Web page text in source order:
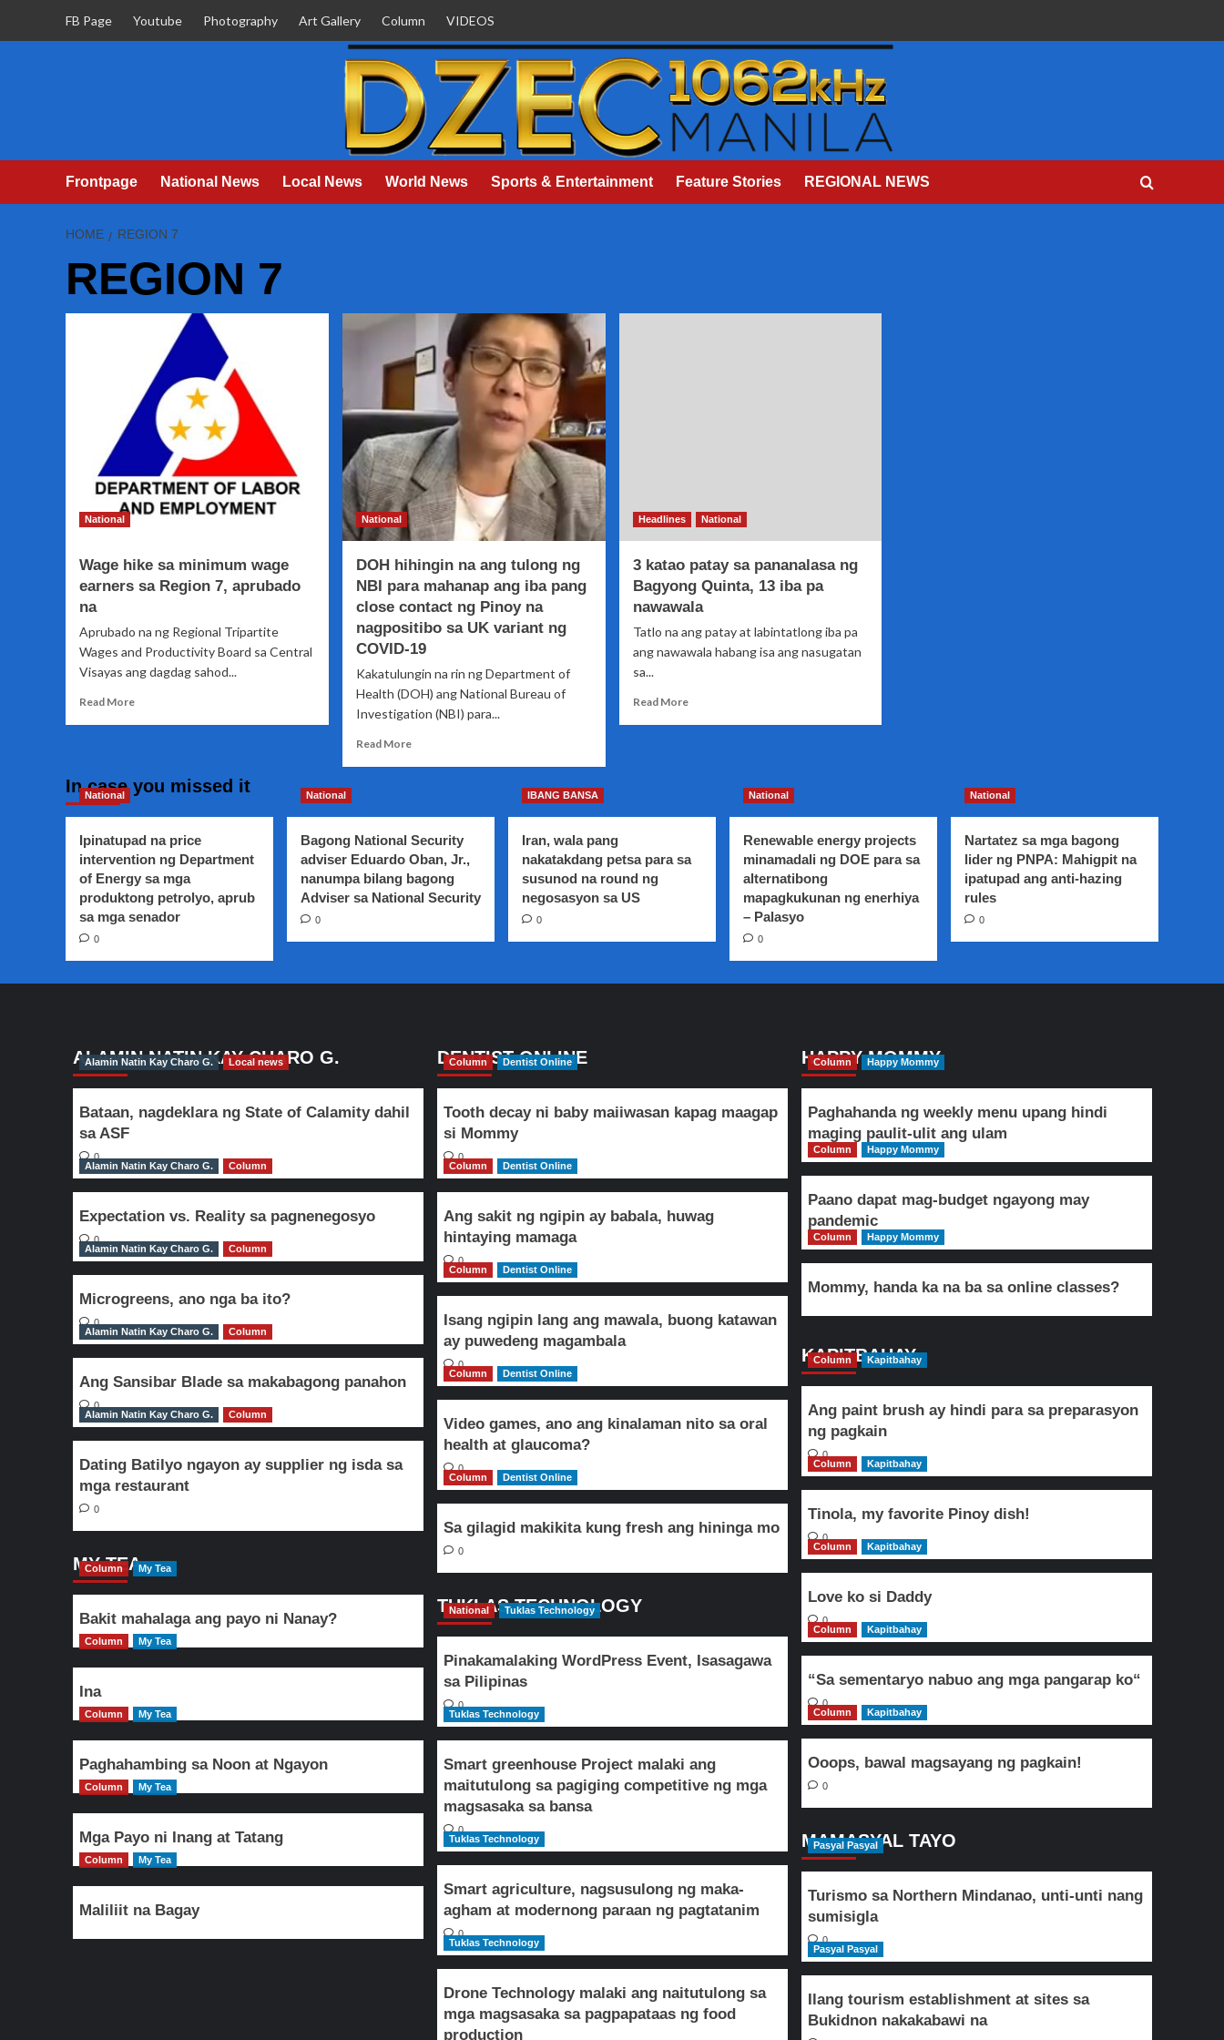
FB Page Youtube Photography Art Gallery Column VIDEOS
Frontpage National News Local News World News Sports & Entertainment Feature Stories REGIONAL NEWS
HOME REGION 7
REGION 7
National
Wage hike sa minimum wage
earners sa Region 7, aprubado
na
Aprubado na ng Regional Tripartite
Wages and Productivity Board sa Central
Visayas ang dagdag sahod...
Read MoreRead
sa
wage
earners
sa
7,
aprubado
na
National
DOH hihingin na ang tulong ng
NBI para mahanap ang iba pang
close contact ng Pinoy na
nagpositibo sa UK variant ng
COVID-19
Kakatulungin na rin ng Department of
Health (DOH) ang National Bureau of
Investigation (NBI) para...
Read MoreRead
ang
tulong
ng
NBI
pang
Pinoy
nagpositibo
variant
COVID-
19
Headlines National
3 katao patay sa pananalasa ng
Bagyong Quinta, 13 iba pa
nawawala
Tatlo na ang patay at labintatlong iba pa
ang nawawala habang isa ang nasugatan
sa...
Read MoreRead
pananalasa
Bagyong
nawawala
In case you missed it
National
Ipinatupad na price
intervention ng Department
of Energy sa mga
produktong petrolyo, aprub
sa mga senador
0
National
Bagong National Security
adviser Eduardo Oban, Jr.,
nanumpa bilang bagong
Adviser sa National Security
0
IBANG BANSA
Iran, wala pang
nakatakdang petsa para sa
susunod na round ng
negosasyon sa US
0
National
Renewable energy projects
minamadali ng DOE para sa
alternatibong
mapagkukunan ng enerhiya
– Palasyo
0
National
Nartatez sa mga bagong
lider ng PNPA: Mahigpit na
ipatupad ang anti-hazing
rules
0
ALAMIN NATIN KAY CHARO G.
Alamin Natin Kay Charo G. Local news
Bataan, nagdeklara ng State of Calamity dahil
sa ASF
0
Alamin Natin Kay Charo G.
Column
Expectation vs. Reality sa pagnenegosyo
0
Alamin Natin Kay Charo G.
Column
Microgreens, ano nga ba ito?
0
Alamin Natin Kay Charo G.
Column
Ang Sansibar Blade sa makabagong panahon
0
Alamin Natin Kay Charo G.
Column
Dating Batilyo ngayon ay supplier ng isda sa
mga restaurant
0
MY TEA
Column My Tea
Bakit mahalaga ang payo ni Nanay?
Column My Tea
Ina
Column My Tea
Paghahambing sa Noon at Ngayon
Column My Tea
Mga Payo ni Inang at Tatang
Column My Tea
Maliliit na Bagay
DENTIST ONLINE
Column Dentist Online
Tooth decay ni baby maiiwasan kapag maagap
si Mommy
0
Column
Dentist Online
Ang sakit ng ngipin ay babala, huwag
hintaying mamaga
0
Column
Dentist Online
Isang ngipin lang ang mawala, buong katawan
ay puwedeng magambala
0
Column
Dentist Online
Video games, ano ang kinalaman nito sa oral
health at glaucoma?
0
Column
Dentist Online
Sa gilagid makikita kung fresh ang hininga mo
0
TUKLAS TECHNOLOGY
National Tuklas Technology
Pinakamalaking WordPress Event, Isasagawa
sa Pilipinas
0
Tuklas Technology
Smart greenhouse Project malaki ang
maitutulong sa pagiging competitive ng mga
magsasaka sa bansa
0
Tuklas Technology
Smart agriculture, nagsusulong ng maka-
agham at modernong paraan ng pagtatanim
0
Tuklas Technology
Drone Technology malaki ang naitutulong sa
mga magsasaka sa pagpapataas ng food
production
HAPPY MOMMY
Column Happy Mommy
Paghahanda ng weekly menu upang hindi
maging paulit-ulit ang ulam
Column Happy Mommy
Paano dapat mag-budget ngayong may
pandemic
Column Happy Mommy
Mommy, handa ka na ba sa online classes?
KAPITBAHAY
Column Kapitbahay
Ang paint brush ay hindi para sa preparasyon
ng pagkain
0
Column
Kapitbahay
Tinola, my favorite Pinoy dish!
0
Column
Kapitbahay
Love ko si Daddy
0
Column
Kapitbahay
“Sa sementaryo nabuo ang mga pangarap ko“
0
Column
Kapitbahay
Ooops, bawal magsayang ng pagkain!
0
MAMASYAL TAYO
Pasyal Pasyal
Turismo sa Northern Mindanao, unti-unti nang
sumisigla
0
Pasyal Pasyal
Ilang tourism establishment at sites sa
Bukidnon nakakabawi na